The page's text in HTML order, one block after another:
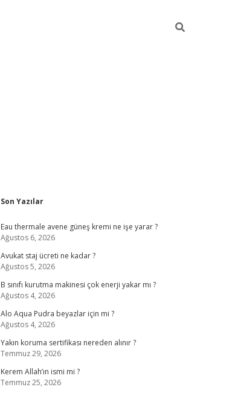
Sidebar
Son Yazılar
Eau thermale avene güneş kremi ne işe yarar ?
Ağustos 6, 2026
Avukat staj ücreti ne kadar ?
Ağustos 5, 2026
B sınıfı kurutma makinesi çok enerji yakar mı ?
Ağustos 4, 2026
Alo Aqua Pudra beyazlar için mi ?
Ağustos 4, 2026
Yakın koruma sertifikası nereden alınır ?
Temmuz 29, 2026
Kerem Allah’ın ismi mi ?
Temmuz 25, 2026